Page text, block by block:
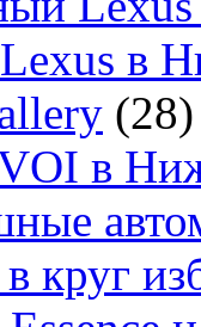
в
(28)
в
круг